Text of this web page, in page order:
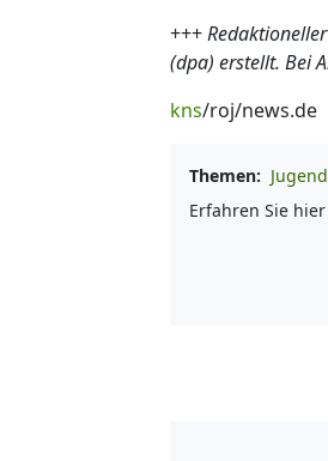
+++
(dpa) erstellt. Bei
kns/roj/news.de
Themen: Jugend
Erfahren Sie